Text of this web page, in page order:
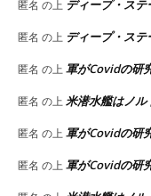
匿名 の上 ディープ・ス
匿名 の上 ディープ・ス
匿名 の上 軍がCovidの研
匿名 の上 米潜水艦はノル
匿名 の上 軍がCovidの研
匿名 の上 軍がCovidの研